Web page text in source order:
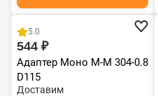
5.0
544 ₽
Адаптер Моно М-М 304-0.8
D115
Доставим